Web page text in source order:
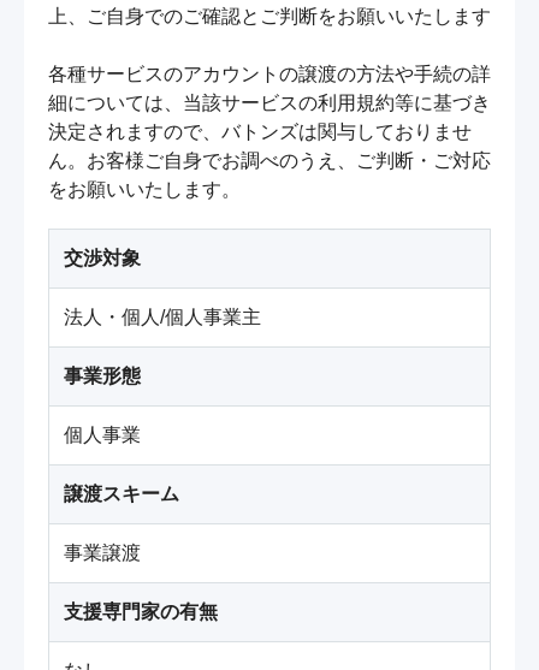
上、ご自身でのご確認とご判断をお願いいたします
各種サービスのアカウントの譲渡の方法や手続の詳
細については、当該サービスの利用規約等に基づき
決定されますので、バトンズは関与しておりませ
ん。お客様ご自身でお調べのうえ、ご判断・ご対応
をお願いいたします。
交渉対象
法人・個人/個人事業主
事業形態
個人事業
譲渡スキーム
事業譲渡
支援専門家の有無